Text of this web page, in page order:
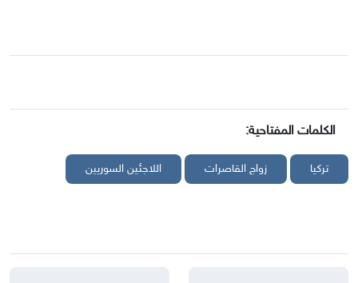
الكلمات المفتاحية:
تركيا زواج القاصرات اللاجئين السوريين